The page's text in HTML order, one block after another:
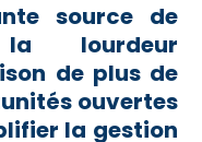
source de
lourdeur
de plus de
ouvertes
la gestion